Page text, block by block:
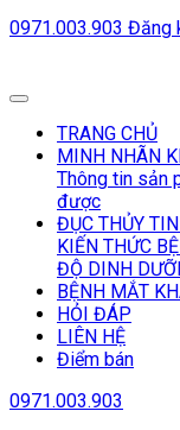
0971.003.903 Đăng
TRANG CHỦ
MINH NHÃN
Thông tin sản
được
ĐỤC THỦY
KIẾN THỨC
ĐỘ DINH
BỆNH MẮT
HỎI ĐÁP
LIÊN HỆ
Điểm bán
0971.003.903